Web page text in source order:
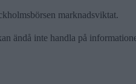
marknadsviktat.
ändå inte handla på